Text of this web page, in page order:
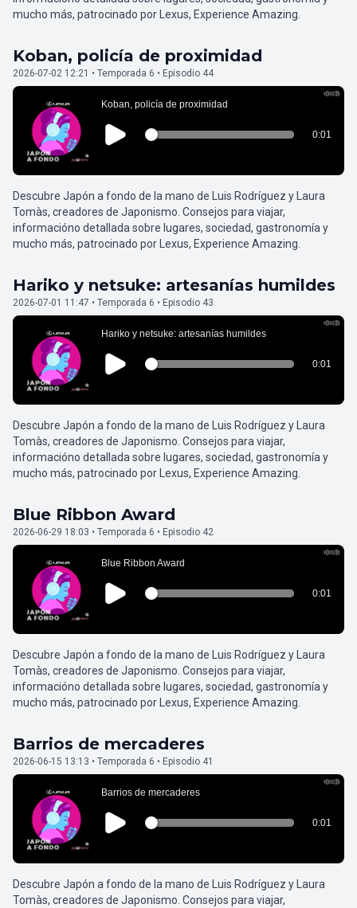
mucho más, patrocinado por Lexus, Experience Amazing.
Koban, policía de proximidad
2026-07-02 12:21 • Temporada 6 • Episodio 44
Descubre Japón a fondo de la mano de Luis Rodríguez y Laura
Tomàs, creadores de Japonismo. Consejos para viajar,
informacióno detallada sobre lugares, sociedad, gastronomía y
mucho más, patrocinado por Lexus, Experience Amazing.
Hariko y netsuke: artesanías humildes
2026-07-01 11:47 • Temporada 6 • Episodio 43
Descubre Japón a fondo de la mano de Luis Rodríguez y Laura
Tomàs, creadores de Japonismo. Consejos para viajar,
informacióno detallada sobre lugares, sociedad, gastronomía y
mucho más, patrocinado por Lexus, Experience Amazing.
Blue Ribbon Award
2026-06-29 18:03 • Temporada 6 • Episodio 42
Descubre Japón a fondo de la mano de Luis Rodríguez y Laura
Tomàs, creadores de Japonismo. Consejos para viajar,
informacióno detallada sobre lugares, sociedad, gastronomía y
mucho más, patrocinado por Lexus, Experience Amazing.
Barrios de mercaderes
2026-06-15 13:13 • Temporada 6 • Episodio 41
Descubre Japón a fondo de la mano de Luis Rodríguez y Laura
Tomàs, creadores de Japonismo. Consejos para viajar,